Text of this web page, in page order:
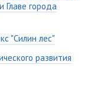
Главе города
"Силин лес"
развития